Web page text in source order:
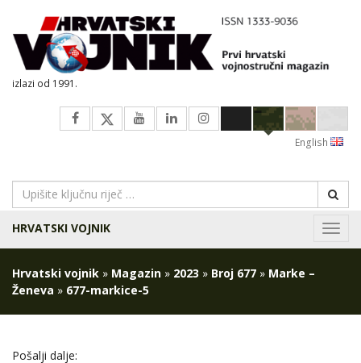
izlazi od 1991.
English
HRVATSKI VOJNIK
Hrvatski vojnik » Magazin » 2023 » Broj 677 » Marke –
Ženeva » 677-markice-5
Pošalji dalje: